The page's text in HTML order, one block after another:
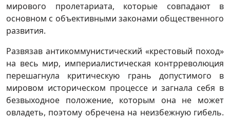
мирового пролетариата, которые совпадают в
основном с объективными законами общественного
развития.
Развязав антикоммунистический «крестовый поход»
на весь мир, империалистическая контрреволюция
перешагнула критическую грань допустимого в
мировом историческом процессе и загнала себя в
безвыходное положение, которым она не может
овладеть, поэтому обречена на неизбежную гибель.